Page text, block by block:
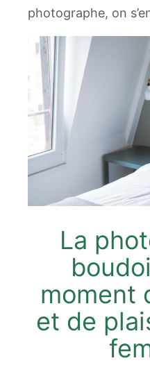
photographe, on
La
moment
et de